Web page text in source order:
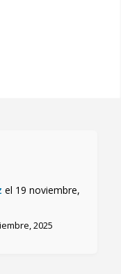
el 19 noviembre,
2025